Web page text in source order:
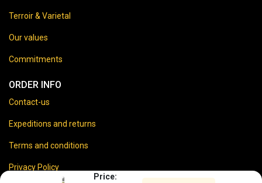
Price:
Terroir & Varietal
Our values
Commitments
ORDER INFO
Contact-us
Expeditions and returns
Terms and conditions
Privacy Policy